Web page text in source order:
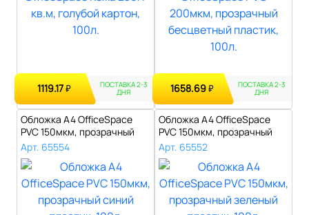
1119.17₽ ПОСТАВКА 2-3
ДНЯ 1658.69₽ ПОСТАВКА 2-3
ДНЯ
Обложка А4 OfficeSpace
PVC 150мкм, прозрачный
синий пла..
Арт. 65554
Обложка А4 OfficeSpace
PVC 150мкм, прозрачный
зеленый п..
Арт. 65552